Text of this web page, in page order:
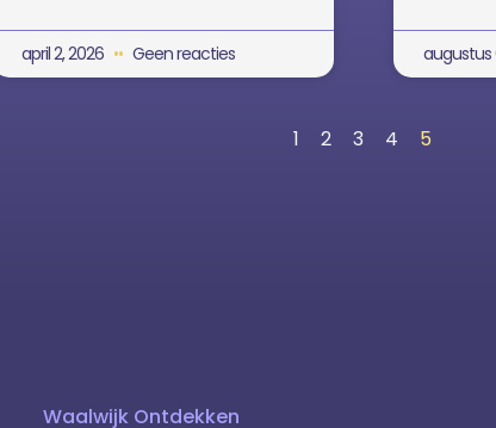
april 2, 2026 Geen reacties augustus
1 2 3 4 5
Waalwijk Ontdekken